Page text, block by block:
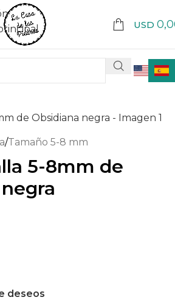
USD
ampliar
/Tamaño 5-8 mm
5-8mm de
deseos